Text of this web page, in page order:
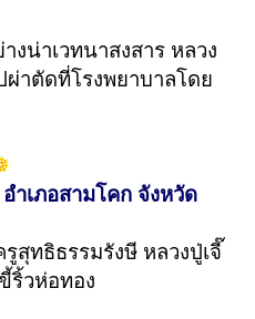
งน่าเวทนาสงสาร หลวง
ผ่าตัดที่โรงพยาบาลโดย
ำเภอสามโคก จังหวัด
สุทธิธรรมรังษี หลวงปู่เจี๊
ริ้วห่อทอง